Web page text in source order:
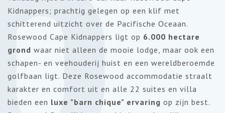
Kidnappers; prachtig gelegen op een klif met
schitterend uitzicht over de Pacifische Oceaan.
Rosewood Cape Kidnappers ligt op 6.000 hectare
grond waar niet alleen de mooie lodge, maar ook een
schapen- en veehouderij huist en een wereldberoemde
golfbaan ligt. Deze Rosewood accommodatie straalt
karakter en comfort uit en alle 22 suites en villa
bieden een luxe "barn chique" ervaring op zijn best.